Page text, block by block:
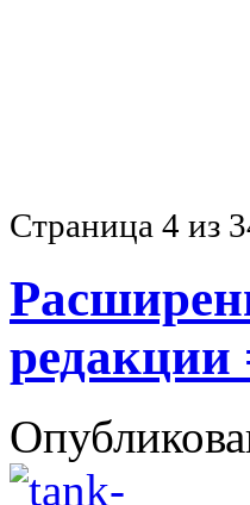
Страница 4 из
редакции